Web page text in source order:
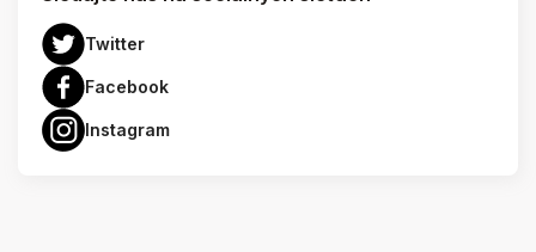
Twitter
Facebook
Instagram